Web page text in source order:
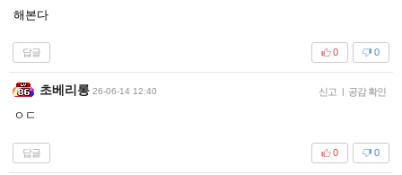
해본다
답글 0
0
초베리롱 26-06-14 12:40 신고 | 공감 확인
ㅇㄷ
답글 0
0